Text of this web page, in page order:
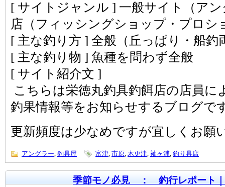
[ サイトジャンル ] 一般サイト（ア
店（フィッシングショップ・プロ
[ 主な釣り方 ] 全般（丘っぱり・船
[ 主な釣り物 ] 魚種を問わず全般
[ サイト紹介文 ]
こちらは栄徳丸釣具釣餌店の店員に
釣果情報等をお知らせするブログで
更新頻度は少なめですが宜しくお願
アングラー, 釣具屋 富津, 市原, 木更津, 袖ヶ浦, 釣り具店
季節モノ必見 ： 釣行レポート